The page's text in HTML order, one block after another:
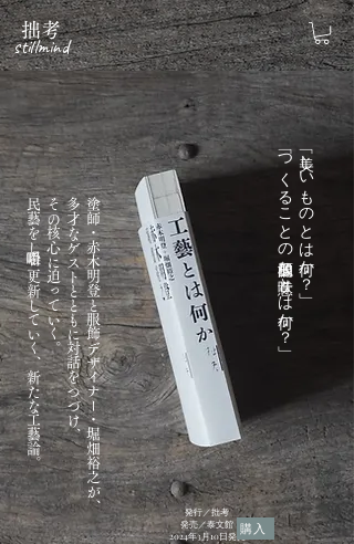
拙考
stillmind
発行／拙考
発売／泰文館
2024年3月10日発売購入
「美しいものとは何か？」
「つくることの根源的な意味とは何か？」
塗師・赤木明登と服飾デザイナー・堀畑裕之が、
多才なゲストとともに対話をつづけ、
その核心に迫っていく。
民藝を咀嚼し、更新していく、新たな工藝論。